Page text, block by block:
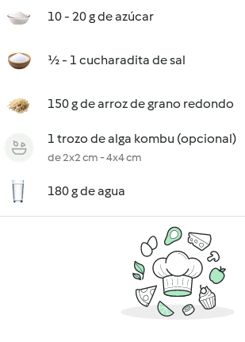
10 - 20 g de azúcar
½ - 1 cucharadita de sal
150 g de arroz de grano redondo
1 trozo de alga kombu (opcional)
de 2x2 cm - 4x4 cm
180 g de agua